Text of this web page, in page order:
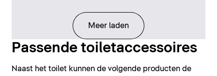
Meer laden
Passende toiletaccessoires
Naast het toilet kunnen de volgende producten de